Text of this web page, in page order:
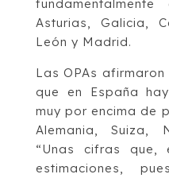
Asturias, Galicia,
León y Madrid.
Las OPAs
que en España
muy por encima de
Alemania, Suiza,
“Unas cifras
estimaciones,